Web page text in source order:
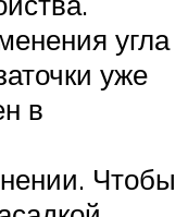
угла
уже
в
Чтобы